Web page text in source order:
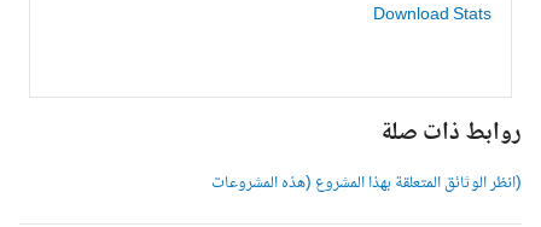
Download Stats
روابط ذات صلة
(انظر الوثائق المتعلقة بهذا المشروع (هذه المشروعات